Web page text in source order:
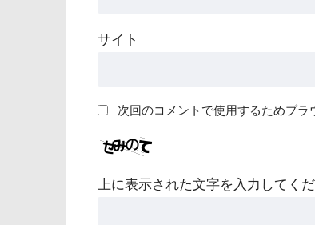
サイト
次回のコメントで使用するためブラ
上に表示された文字を入力してくだ